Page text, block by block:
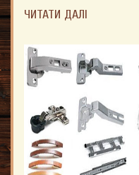
ЧИТАТИ ДАЛІ